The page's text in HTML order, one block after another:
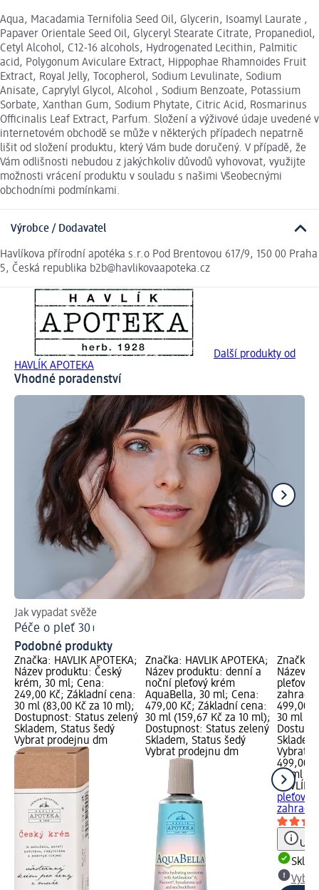
Aqua, Macadamia Ternifolia Seed Oil, Glycerin, Isoamyl Laurate ,
Papaver Orientale Seed Oil, Glyceryl Stearate Citrate, Propanediol,
Cetyl Alcohol, C12-16 alcohols, Hydrogenated Lecithin, Palmitic
acid, Polygonum Aviculare Extract, Hippophae Rhamnoides Fruit
Extract, Royal Jelly, Tocopherol, Sodium Levulinate, Sodium
Anisate, Caprylyl Glycol, Alcohol , Sodium Benzoate, Potassium
Sorbate, Xanthan Gum, Sodium Phytate, Citric Acid, Rosmarinus
Officinalis Leaf Extract, Parfum. Složení a výživové údaje uvedené v
internetovém obchodě se může v některých případech nepatrně
lišit od složení produktu, který Vám bude doručený. V případě, že
Vám odlišnosti nebudou z jakýchkoliv důvodů vyhovovat, využijte
možnosti vrácení produktu v souladu s našimi Všeobecnými
obchodními podmínkami.
Výrobce / Dodavatel
Havlíkova přírodní apotéka s.r.o Pod Brentovou 617/9, 150 00 Praha
5, Česká republika b2b@havlikovaapoteka.cz
Další produkty od
HAVLÍK APOTEKA
Vhodné poradenství
Jak vypadat svěže
Péče o pleť 30+
Podobné produkty
Značka: HAVLÍK APOTEKA;
Název produktu: Český
krém, 30 ml; Cena:
249,00 Kč; Základní cena:
30 ml (83,00 Kč za 10 ml);
Dostupnost: Status zelený
Skladem, Status šedý
Vybrat prodejnu dm
Značka: HAVLÍK APOTEKA;
Název produktu: denní a
noční pleťový krém
AquaBella, 30 ml; Cena:
479,00 Kč; Základní cena:
30 ml (159,67 Kč za 10 ml);
Dostupnost: Status zelený
Skladem, Status šedý
Vybrat prodejnu dm
Značka:
Název
pleťový
499,00
30 ml
Vybrat
499,00
30 ml
HAVLÍK
pleťový